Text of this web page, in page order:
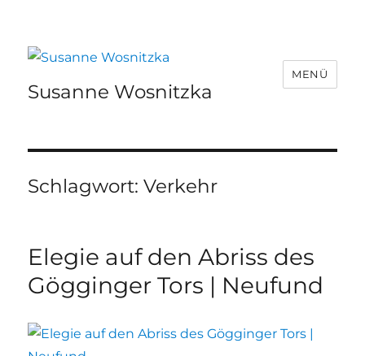
Susanne Wosnitzka
MENÜ
Schlagwort:Verkehr
Elegie auf den Abriss des
Gögginger Tors | Neufund